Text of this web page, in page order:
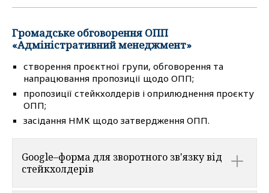
Громадське обговорення ОПП
«Адміністративний менеджмент»
створення проєктної групи, обговорення та
напрацювання пропозиції щодо ОПП;
пропозиції стейкхолдерів і оприлюднення проєкту
ОПП;
засідання НМК щодо затвердження ОПП.
Google–форма для зворотного зв'язку від
стейкхолдерів